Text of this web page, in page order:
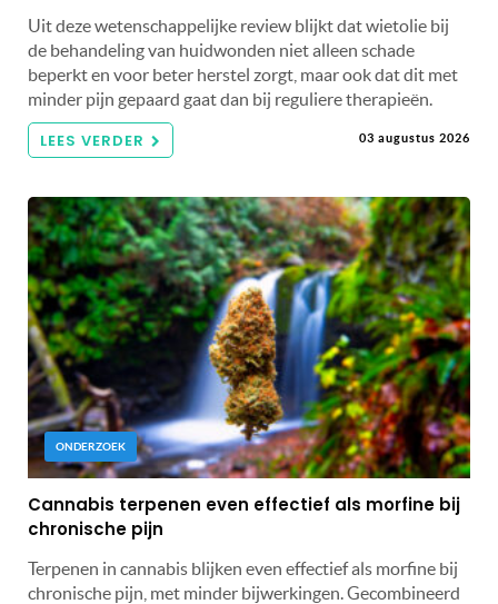
Uit deze wetenschappelijke review blijkt dat wietolie bij
de behandeling van huidwonden niet alleen schade
beperkt en voor beter herstel zorgt, maar ook dat dit met
minder pijn gepaard gaat dan bij reguliere therapieën.
LEES VERDER 03 augustus 2026
ONDERZOEK
Cannabis terpenen even effectief als morfine bij
chronische pijn
Terpenen in cannabis blijken even effectief als morfine bij
chronische pijn, met minder bijwerkingen. Gecombineerd